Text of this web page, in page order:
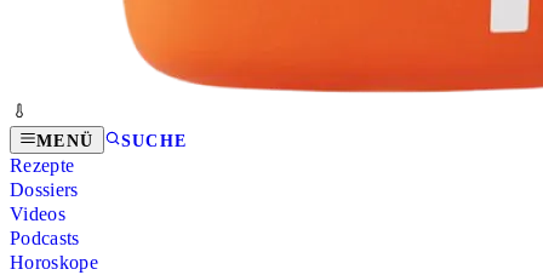
MENÜ SUCHE
Rezepte
Dossiers
Videos
Podcasts
Horoskope